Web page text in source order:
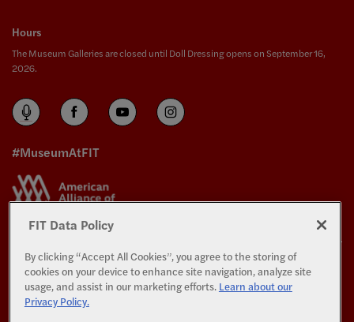
Hours
The Museum Galleries are closed until Doll Dressing opens on September 16,
2026.
#MuseumAtFIT
The Exhibitions and Programs of The Museum at FIT are supported in part by the
generosity of the members of theCouture Council.
All Rights Reserved.
FIT Data Policy
By clicking “Accept All Cookies”, you agree to the storing of
cookies on your device to enhance site navigation, analyze site
usage, and assist in our marketing efforts. Learn about our
Privacy Policy.